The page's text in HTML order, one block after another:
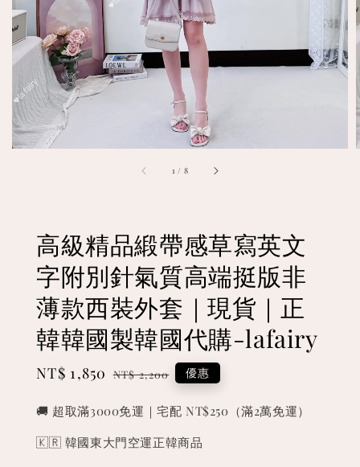
1 / 8
高級精品緞帶感草寫英文
字附別針氣質高端挺版非
薄款西裝外套｜現貨｜正
韓韓國製韓國代購-lafairy
Sale
NT$ 1,850 Regular
NT$ 2,200 優惠
🚚 超取滿3000免運｜宅配 NT$250（滿2萬免運）
🇰🇷 韓國東大門空運正韓商品